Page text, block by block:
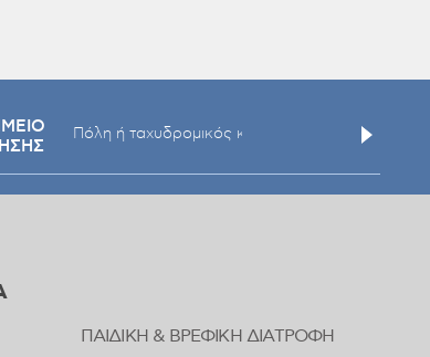
ΠΑΙΔΙΚΗ & ΒΡΕΦΙΚΗ ΔΙΑΤΡΟΦΗ